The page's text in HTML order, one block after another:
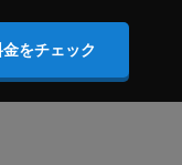
をチェック